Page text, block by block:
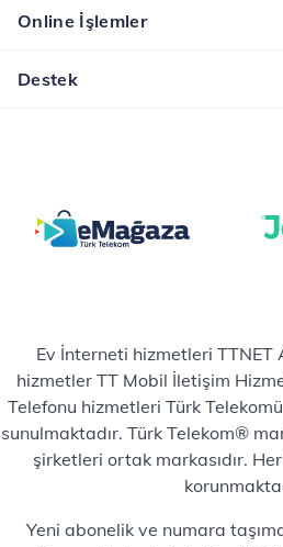
İncele
Online İşlemler
Destek
Ev İnterneti hizmetleri TTNET
hizmetler TT Mobil İletişim
Telefonu hizmetleri Türk
sunulmaktadır. Türk Telekom®
şirketleri ortak markasıdır.
Yeni abonelik ve numara